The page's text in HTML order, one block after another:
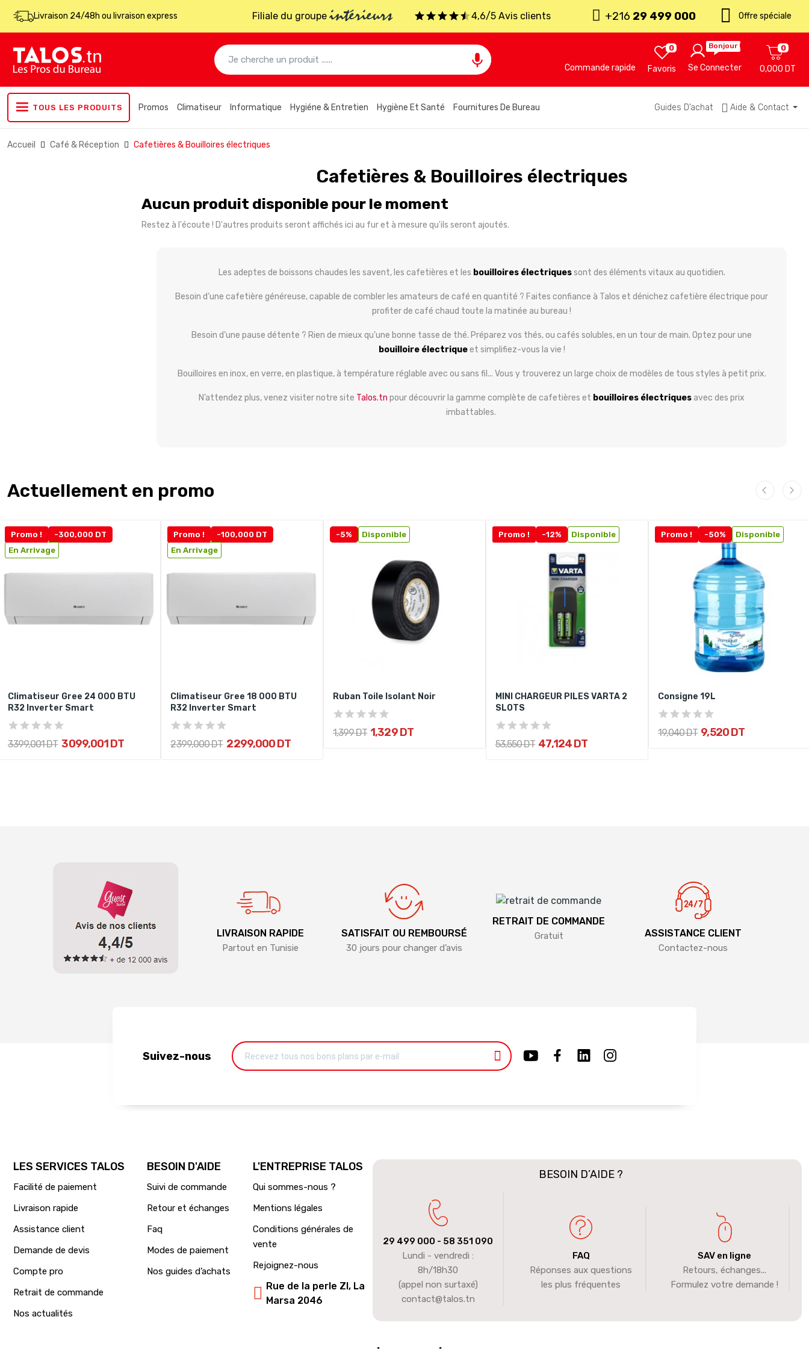
Livraison 24/48h ou livraison express Filiale du groupeintérieurs 4,6/5 Avis clients +216 29 499 000 Offre spéciale
 Commande rapide Favoris
0 Bonjour !
Se Connecter 0,000 DT
0
TOUS LES PRODUITS Promos Climatiseur Informatique Hygiéne & Entretien Hygiène Et Santé Fournitures De Bureau Guides D’achat Aide & Contact
Accueil Café & Réception Cafetières & Bouilloires électriques
Cafetières & Bouilloires électriques
Aucun produit disponible pour le moment
Restez à l'écoute ! D'autres produits seront affichés ici au fur et à mesure qu'ils seront ajoutés.
Les adeptes de boissons chaudes les savent, les cafetières et les bouilloires électriquessont des éléments vitaux au quotidien.
Besoin d’une cafetière généreuse, capable de combler les amateurs de café en quantité ? Faites confiance à Talos et dénichez cafetière électrique pour
profiter de café chaud toute la matinée au bureau !
Besoin d’une pause détente ? Rien de mieux qu’une bonne tasse de thé. Préparez vos thés, ou cafés solubles, en un tour de main. Optez pour une
bouilloire électriqueet simplifiez-vous la vie !
Bouilloires en inox, en verre, en plastique, à température réglable avec ou sans fil... Vous y trouverez un large choix de modèles de tous styles à petit prix.
N’attendez plus, venez visiter notre site Talos.tn pour découvrir la gamme complète de cafetières et bouilloires électriques avec des prix
imbattables.
Actuellement en promo
Promo !
-300,000 DT
En Arrivage
Climatiseur Gree 24 000 BTU
R32 Inverter Smart
3 399,001 DT 3 099,001 DT
Promo !
-100,000 DT
En Arrivage
Climatiseur Gree 18 000 BTU
R32 Inverter Smart
2 399,000 DT 2 299,000 DT
-5% Disponible
Ruban Toile Isolant Noir
1,399 DT 1,329 DT
Promo ! -12% Disponible
MINI CHARGEUR PILES VARTA 2
SLOTS
53,550 DT 47,124 DT
Promo ! -50% Disponible
Consigne 19L
19,040 DT 9,520 DT
LIVRAISON RAPIDE
Partout en Tunisie
SATISFAIT OU REMBOURSÉ
30 jours pour changer d’avis
RETRAIT DE COMMANDE
Gratuit ASSISTANCE CLIENT
Contactez-nous
Suivez-nous
LES SERVICES TALOS
Facilité de paiement
Livraison rapide
Assistance client
Demande de devis
Compte pro
Retrait de commande
Nos actualités
BESOIN D'AIDE
Suivi de commande
Retour et échanges
Faq
Modes de paiement
Nos guides d’achats
L'ENTREPRISE TALOS
Qui sommes-nous ?
Mentions légales
Conditions générales de
vente
Rejoignez-nous
Rue de la perle ZI, La
Marsa 2046
BESOIN D’AIDE ?
29 499 000 - 58 351 090
Lundi - vendredi :
8h/18h30
(appel non surtaxé)
contact@talos.tn
FAQ
Réponses aux questions
les plus fréquentes
SAV en ligne
Retours, échanges...
Formulez votre demande !